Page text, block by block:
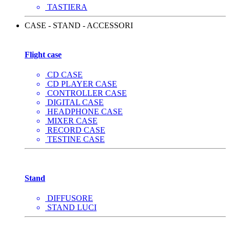
TASTIERA
CASE - STAND - ACCESSORI
Flight case
CD CASE
CD PLAYER CASE
CONTROLLER CASE
DIGITAL CASE
HEADPHONE CASE
MIXER CASE
RECORD CASE
TESTINE CASE
Stand
DIFFUSORE
STAND LUCI